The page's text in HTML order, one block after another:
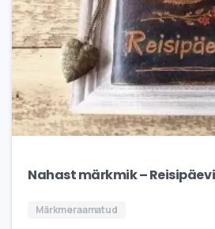
Nahast märkmik –
Märkmeraamatud